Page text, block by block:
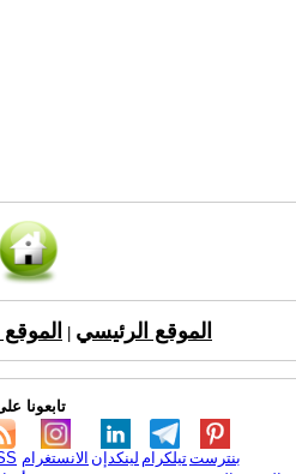
الموقع الرئيسي
تابعونا
الانستغرام لينكدإن تيلكرامبنترست